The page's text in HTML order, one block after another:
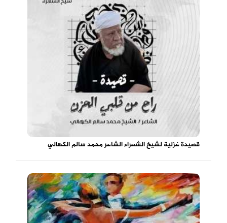
قصيدة غزلية لشيخ الشعراء الشاعر محمد سالم الكهالي